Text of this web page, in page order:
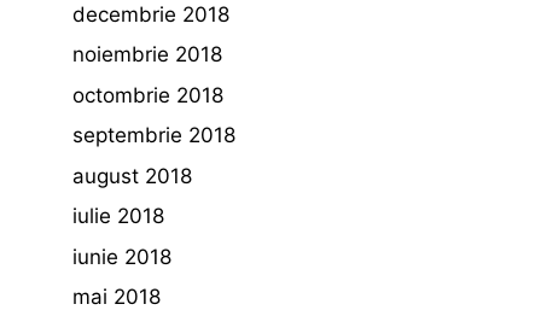
decembrie 2018
noiembrie 2018
octombrie 2018
septembrie 2018
august 2018
iulie 2018
iunie 2018
mai 2018